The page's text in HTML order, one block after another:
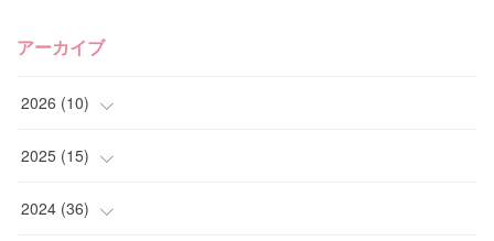
アーカイブ
2026 (10)
(1)
(4)
2025 (15)
(4)
2024 (36)